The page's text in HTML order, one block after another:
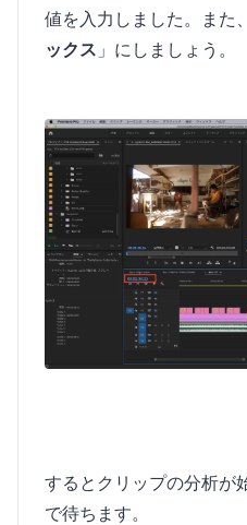
値を入力しました。また
ックス 」にしましょう。
するとクリップの分析が
で待ちます。